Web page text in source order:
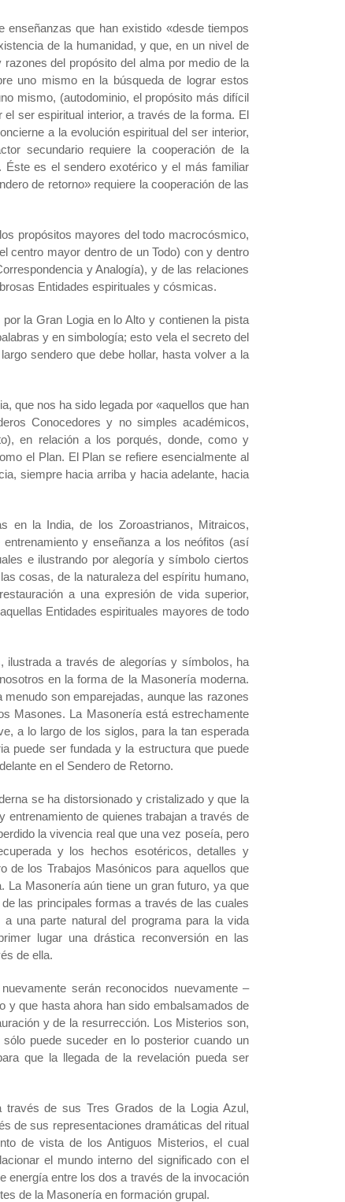
que han existido «desde tiempos
de la humanidad, y que, en un nivel de
del propósito del alma por medio de la
uno mismo en la búsqueda de lograr estos
mismo, (autodominio, el propósito más difícil
ser espiritual interior, a través de la forma. El
a la evolución espiritual del ser interior,
secundario requiere la cooperación de la
Éste es el sendero exotérico y el más familiar
de retorno» requiere la cooperación de las
propósitos mayores del todo macrocósmico,
centro mayor dentro de un Todo) con y dentro
y Analogía), y de las relaciones
Entidades espirituales y cósmicas.
la Gran Logia en lo Alto y contienen la pista
y en simbología; esto vela el secreto del
sendero que debe hollar, hasta volver a la
que nos ha sido legada por «aquellos que han
Conocedores y no simples académicos,
en relación a los porqués, donde, como y
el Plan. El Plan se refiere esencialmente al
siempre hacia arriba y hacia adelante, hacia
en la India, de los Zoroastrianos, Mitraicos,
y enseñanza a los neófitos (así
e ilustrando por alegoría y símbolo ciertos
cosas, de la naturaleza del espíritu humano,
a una expresión de vida superior,
Entidades espirituales mayores de todo
ilustrada a través de alegorías y símbolos, ha
en la forma de la Masonería moderna.
son emparejadas, aunque las razones
Masones. La Masonería está estrechamente
a lo largo de los siglos, para la tan esperada
puede ser fundada y la estructura que puede
en el Sendero de Retorno.
se ha distorsionado y cristalizado y que la
de quienes trabajan a través de
la vivencia real que una vez poseía, pero
y los hechos esotéricos, detalles y
de los Trabajos Masónicos para aquellos que
La Masonería aún tiene un gran futuro, ya que
las principales formas a través de las cuales
una parte natural del programa para la vida
lugar una drástica reconversión en las
de ella.
serán reconocidos nuevamente –
y que hasta ahora han sido embalsamados de
y de la resurrección. Los Misterios son,
puede suceder en lo posterior cuando un
que la llegada de la revelación pueda ser
de sus Tres Grados de la Logia Azul,
de sus representaciones dramáticas del ritual
de vista de los Antiguos Misterios, el cual
el mundo interno del significado con el
energía entre los dos a través de la invocación
de la Masonería en formación grupal.